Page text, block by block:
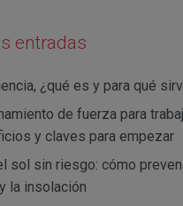
entradas
¿qué es y para qué
de fuerza para
y claves para empezar
sol sin riesgo: cómo
la insolación